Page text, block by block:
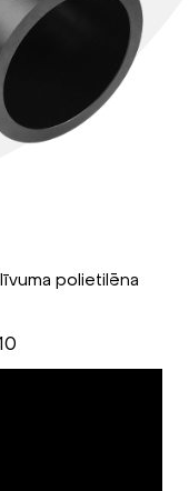
polietilēna